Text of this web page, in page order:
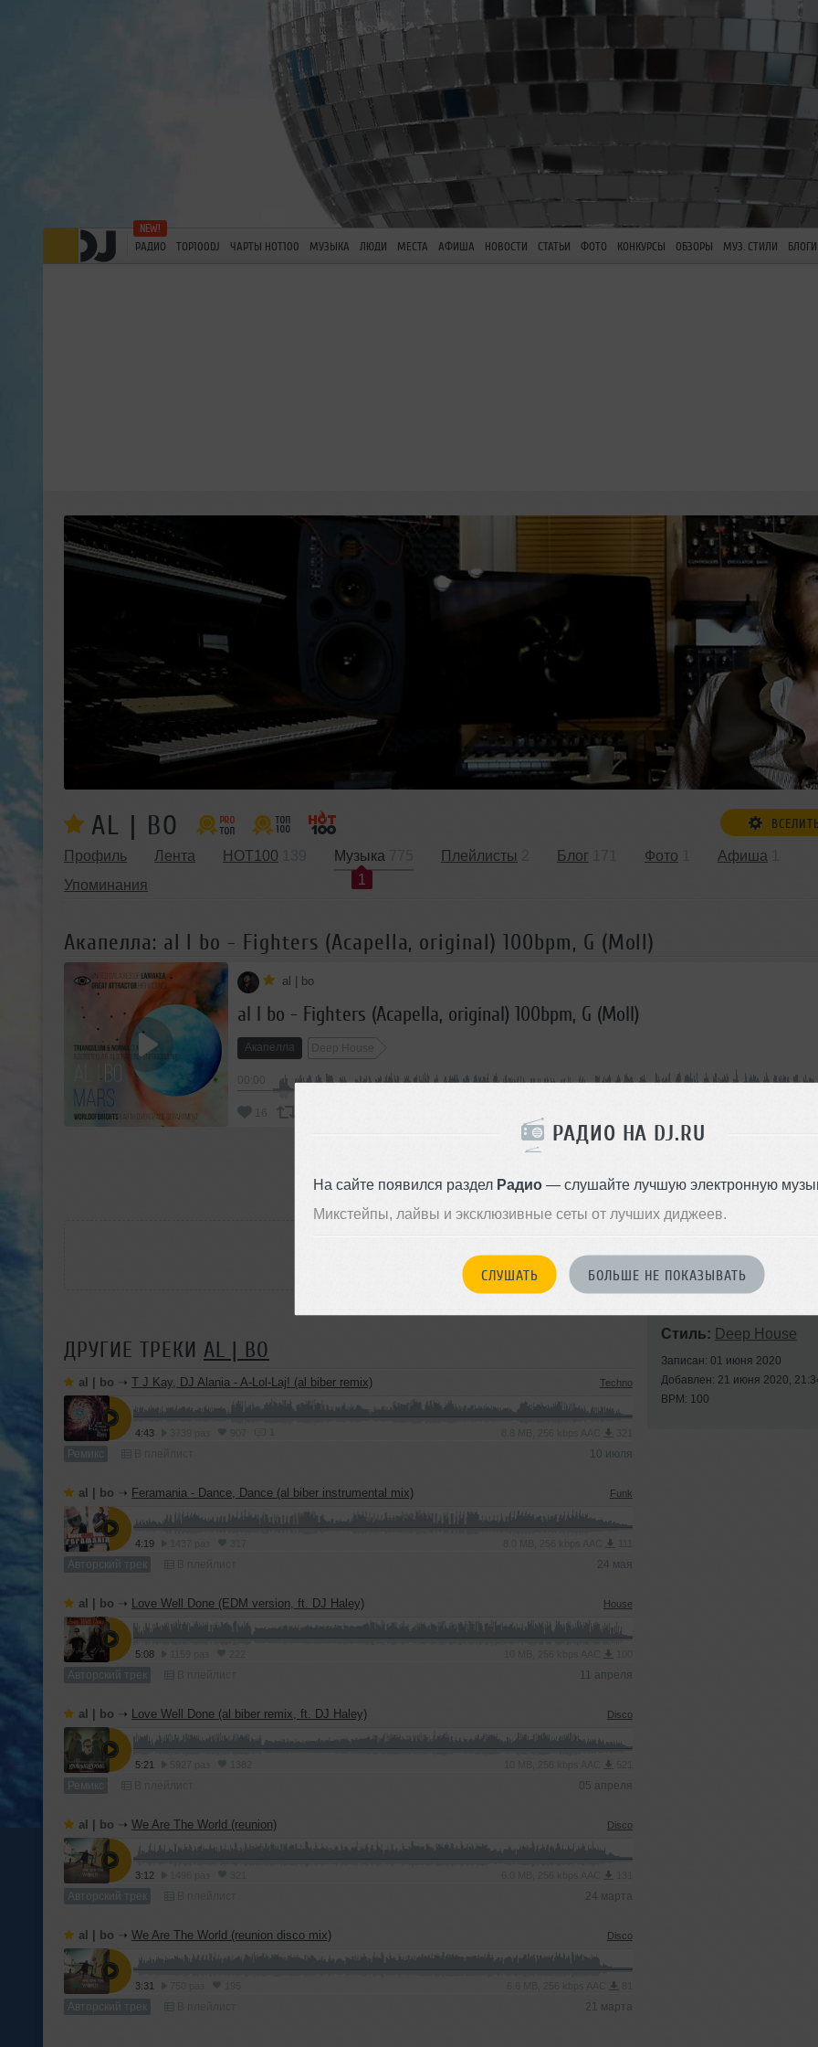
РАДИО НА DJ.RU
На сайте появился раздел Радио— слушайте лучшую электронную
Микстейпы, лайвы и эксклюзивные сеты от лучших диджеев.
СЛУШАТЬ БОЛЬШЕ НЕ ПОКАЗЫВАТЬ
РАДИО TOP100DJ ЧАРТЫ HOT100 МУЗЫКА ЛЮДИ МЕСТА АФИША НОВОСТИ СТАТЬИ ФОТО КОНКУРСЫ ОБЗОРЫ МУЗ. СТИЛИ БЛОГИ
AL | BO
Профиль Лента HOT100
Музыка
1
Плейлисты Блог Фото Афиша
Упоминания
Акапелла: al l bo - Fighters (Acapella, original) 100bpm, G (Moll)
al | bo
al l bo - Fighters (Acapella, original) 100bpm, G (Moll)
Акапелла Deep House
16
РАССКАЖИ ДРУЗЬЯМ
ДРУГИЕ ТРЕКИ AL | BO
al | bo ➝ T J Kay, DJ Alania - A-Lol-Laj! (al biber remix) Techno
4:43
Ремикс 10 июля
al | bo ➝ Feramania - Dance, Dance (al biber instrumental mix) Funk
4:19
Авторский трек 24 мая
al | bo ➝ Love Well Done (EDM version, ft. DJ Haley) House
5:08
Авторский трек 11 апреля
al | bo ➝ Love Well Done (al biber remix, ft. DJ Haley) Disco
5:21
Ремикс 05 апреля
al | bo ➝ We Are The World (reunion) Disco
3:12
Авторский трек 24 марта
al | bo ➝ We Are The World (reunion disco mix) Disco
3:31
Авторский трек 21 марта
Стиль: Deep House
Записан: 01 июня 2020
Добавлен: 21 июня 2020,
BPM: 100